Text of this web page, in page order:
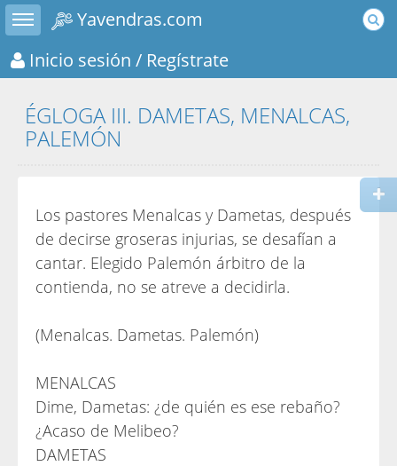
Toggle sidebar
Yavendras.com
Inicio sesión / Regístrate
ÉGLOGA III. DAMETAS, MENALCAS,
PALEMÓN
Los pastores Menalcas y Dametas, después
de decirse groseras injurias, se desafían a
cantar. Elegido Palemón árbitro de la
contienda, no se atreve a decidirla.
(Menalcas. Dametas. Palemón)
MENALCAS
Dime, Dametas: ¿de quién es ese rebaño?
¿Acaso de Melibeo?
DAMETAS